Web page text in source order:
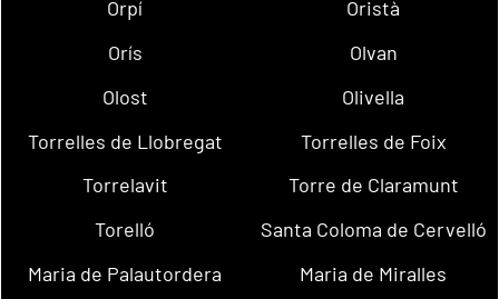
Orpí
Oristà
Orís
Olvan
Olost
Olivella
Torrelles de Llobregat
Torrelles de Foix
Torrelavit
Torre de Claramunt
Torelló
Santa Coloma de Cervelló
Maria de Palautordera
Maria de Miralles